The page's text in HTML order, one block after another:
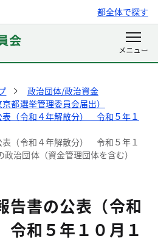
都全体で探す
政治団体/政治資金
都選挙管理委員会届出）
表（令和４年解散分） 令和５年１
表（令和４年解散分） 令和５年１
治団体（資金管理団体を含む）
告書の公表（令和
和５年１０月１